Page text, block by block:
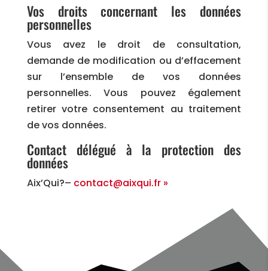
Vos droits concernant les données
personnelles
Vous avez le droit de consultation,
demande de modification ou d’effacement
sur l’ensemble de vos données
personnelles. Vous pouvez également
retirer votre consentement au traitement
de vos données.
Contact délégué à la protection des
données
Aix’Qui?– contact@aixqui.fr »